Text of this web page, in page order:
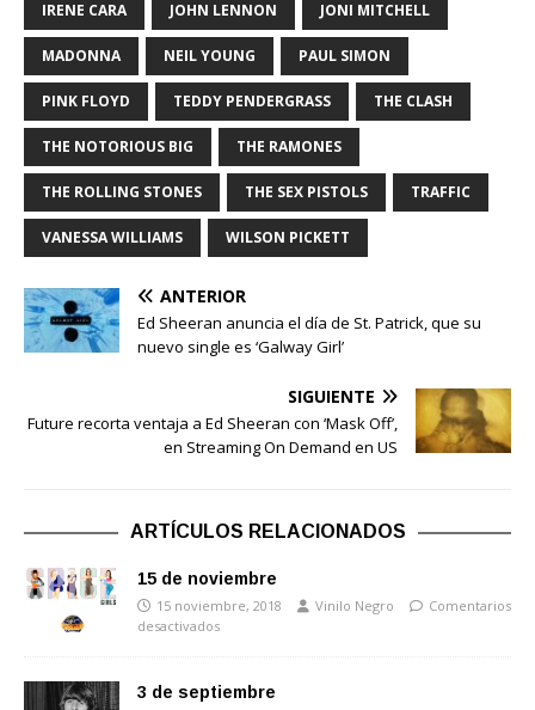
IRENE CARA JOHN LENNON JONI MITCHELL
MADONNA NEIL YOUNG PAUL SIMON
PINK FLOYD TEDDY PENDERGRASS THE CLASH
THE NOTORIOUS BIG THE RAMONES
THE ROLLING STONES THE SEX PISTOLS TRAFFIC
VANESSA WILLIAMS WILSON PICKETT
ANTERIOR
Ed Sheeran anuncia el día de St. Patrick, que su
nuevo single es ‘Galway Girl’
SIGUIENTE
Future recorta ventaja a Ed Sheeran con ‘Mask Off’,
en Streaming On Demand en US
ARTÍCULOS RELACIONADOS
15 de noviembre
15 noviembre, 2018 Vinilo Negro
Comentarios
desactivados
3 de septiembre